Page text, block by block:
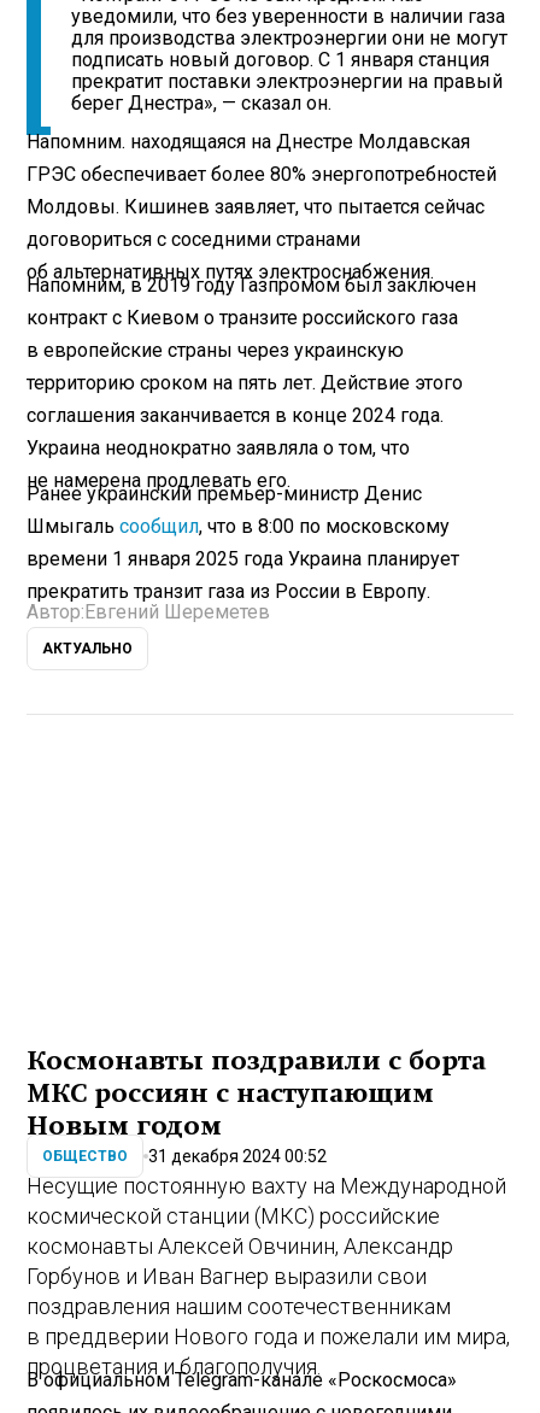
уведомили, что без уверенности в наличии газа
для производства электроэнергии они не могут
подписать новый договор. С 1 января станция
прекратит поставки электроэнергии на правый
берег Днестра», — сказал он.
Напомним. находящаяся на Днестре Молдавская
ГРЭС обеспечивает более 80% энергопотребностей
Молдовы. Кишинев заявляет, что пытается сейчас
договориться с соседними странами
об альтернативных путях электроснабжения.
Напомним, в 2019 году Газпромом был заключен
контракт с Киевом о транзите российского газа
в европейские страны через украинскую
территорию сроком на пять лет. Действие этого
соглашения заканчивается в конце 2024 года.
Украина неоднократно заявляла о том, что
не намерена продлевать его.
Ранее украинский премьер-министр Денис
Шмыгальсообщил, что в 8:00 по московскому
времени 1 января 2025 года Украина планирует
прекратить транзит газа из России в Европу.
Автор: Евгений Шереметев
АКТУАЛЬНО
Космонавты поздравили с борта
МКС россиян с наступающим
Новым годом
ОБЩЕСТВО 31 декабря 2024 00:52
Несущие постоянную вахту на Международной
космической станции (МКС) российские
космонавты Алексей Овчинин, Александр
Горбунов и Иван Вагнер выразили свои
поздравления нашим соотечественникам
в преддверии Нового года и пожелали им мира,
процветания и благополучия.
В официальном Telegram-канале «Роскосмоса»